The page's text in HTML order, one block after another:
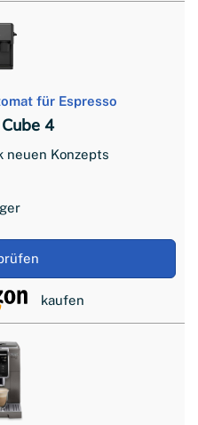
für Espresso
4
neuen Konzepts
kaufen